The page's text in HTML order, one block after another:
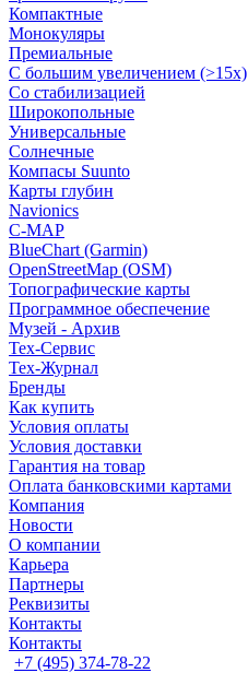
Компактные
Монокуляры
Премиальные
С большим увеличением (>15x)
Со стабилизацией
Широкопольные
Универсальные
Солнечные
Компасы Suunto
Карты глубин
Navionics
C-MAP
BlueChart (Garmin)
OpenStreetMap (OSM)
Топографические карты
Программное обеспечение
Музей - Архив
Tex-Сервис
Тех-Журнал
Бренды
Как купить
Условия оплаты
Условия доставки
Гарантия на товар
Оплата банковскими картами
Компания
Новости
О компании
Карьера
Партнеры
Реквизиты
Контакты
Контакты
+7 (495) 374-78-22